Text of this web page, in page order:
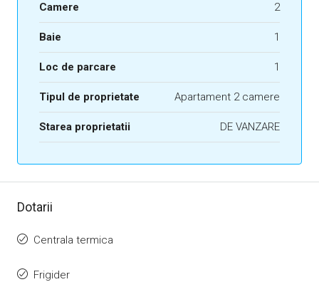
Camere 2
Baie 1
Loc de parcare 1
Tipul de proprietate Apartament 2 camere
Starea proprietatii DE VANZARE
Dotarii
Centrala termica
Frigider